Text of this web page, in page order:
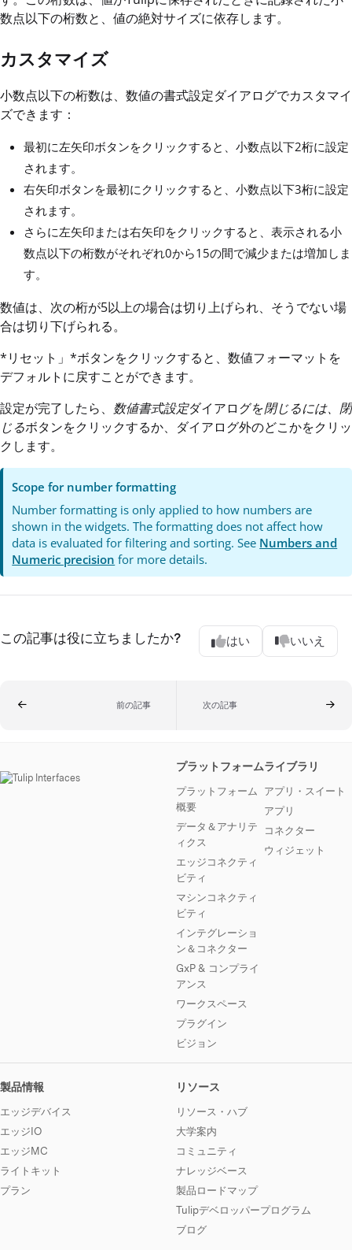
数点以下の桁数と、値の絶対サイズに依存します。
カスタマイズ
小数点以下の桁数は、数値の書式設定ダイアログでカスタマイ
ズできます：
最初に左矢印ボタンをクリックすると、小数点以下2桁に設定
されます。
右矢印ボタンを最初にクリックすると、小数点以下3桁に設定
されます。
さらに左矢印または右矢印をクリックすると、表示される小
数点以下の桁数がそれぞれ0から15の間で減少または増加しま
す。
数値は、次の桁が5以上の場合は切り上げられ、そうでない場
合は切り下げられる。
*リセット」*ボタンをクリックすると、数値フォーマットを
デフォルトに戻すことができます。
設定が完了したら、 数値書式設定ダイアログを閉じるには、閉
じるボタンをクリックするか、ダイアログ外のどこかをクリッ
クします。
Scope for number formatting
Number formatting is only applied to how numbers are
shown in the widgets. The formatting does not affect how
data is evaluated for filtering and sorting. See Numbers and
Numeric precision for more details.
この記事は役に立ちましたか? はい いいえ
前の記事 次の記事
プラットフォーム
プラットフォーム
概要
データ＆アナリテ
ィクス
エッジコネクティ
ビティ
マシンコネクティ
ビティ
インテグレーショ
ン＆コネクター
GxP & コンプライ
アンス
ワークスペース
プラグイン
ビジョン
ライブラリ
アプリ・スイート
アプリ
コネクター
ウィジェット
製品情報
エッジデバイス
エッジIO
エッジMC
ライトキット
プラン
リソース
リソース・ハブ
大学案内
コミュニティ
ナレッジベース
製品ロードマップ
Tulipデベロッパープログラム
ブログ